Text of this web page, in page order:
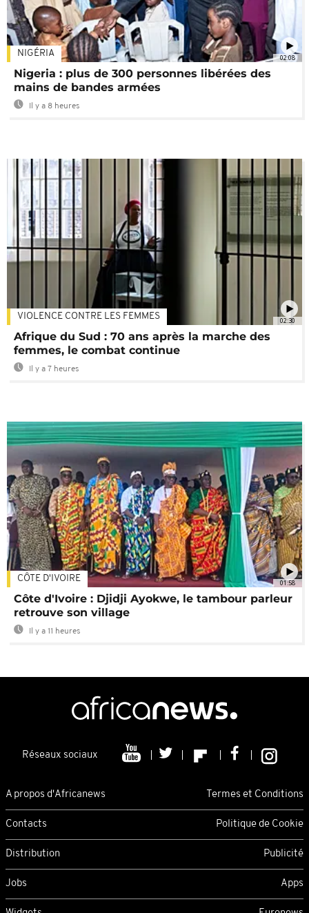
02:08
NIGÉRIA
Nigeria : plus de 300 personnes libérées des
mains de bandes armées
Il y a 8 heures
02:30
VIOLENCE CONTRE LES FEMMES
Afrique du Sud : 70 ans après la marche des
femmes, le combat continue
Il y a 7 heures
01:58
CÔTE D'IVOIRE
Côte d'Ivoire : Djidji Ayokwe, le tambour parleur
retrouve son village
Il y a 11 heures
Réseaux sociaux
A propos d'Africanews Termes et Conditions
Contacts Politique de Cookie
Distribution Publicité
Jobs Apps